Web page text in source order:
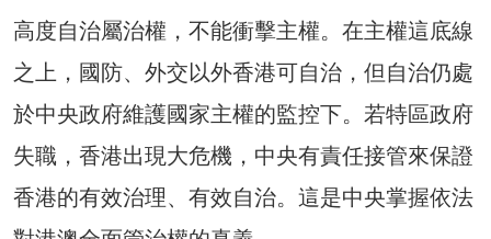
高度自治屬治權，不能衝擊主權。在主權這底線
之上，國防、外交以外香港可自治，但自治仍處
於中央政府維護國家主權的監控下。若特區政府
失職，香港出現大危機，中央有責任接管來保證
香港的有效治理、有效自治。這是中央掌握依法